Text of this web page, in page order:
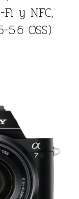
y NFC,
OSS)